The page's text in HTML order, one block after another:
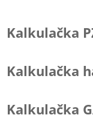
Kalkulačka
Kalkulačka
Kalkulačka